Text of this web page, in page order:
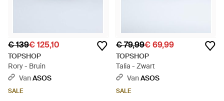
€ 139€ 125,10
TOPSHOP
Rory - Bruin
VanASOS
SALE
€ 79,99€ 69,99
TOPSHOP
Talia - Zwart
VanASOS
SALE